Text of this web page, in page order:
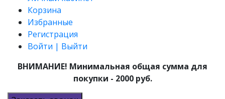
Корзина
Избранные
Регистрация
Войти | Выйти
ВНИМАНИЕ! Минимальная общая сумма для
покупки - 2000 руб.